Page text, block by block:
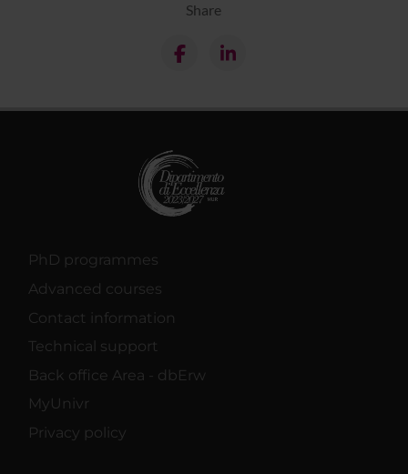
Share
PhD programmes
Advanced courses
Contact information
Technical support
Back office Area - dbErw
MyUnivr
Privacy policy